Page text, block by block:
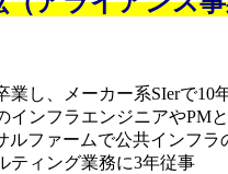
業し、メーカー系SIerで10
インフラエンジニアやPM
ルファームで公共インフラ
ティング業務に3年従事